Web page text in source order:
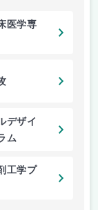
医学専
デザイ
ム
工学プ